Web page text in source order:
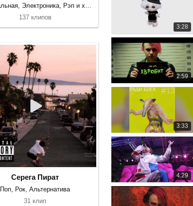
3:28
2:59
3:33
4:29
137 клипов
Серега Пират
Поп, Рок, Альтернатива
31 клип